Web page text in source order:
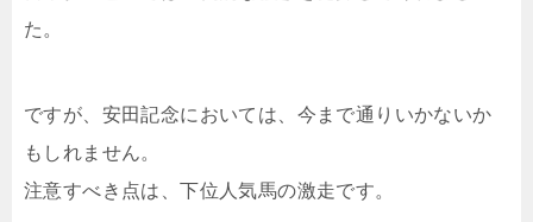
た。
ですが、安田記念においては、今まで通りいかないか
もしれません。
注意すべき点は、下位人気馬の激走です。